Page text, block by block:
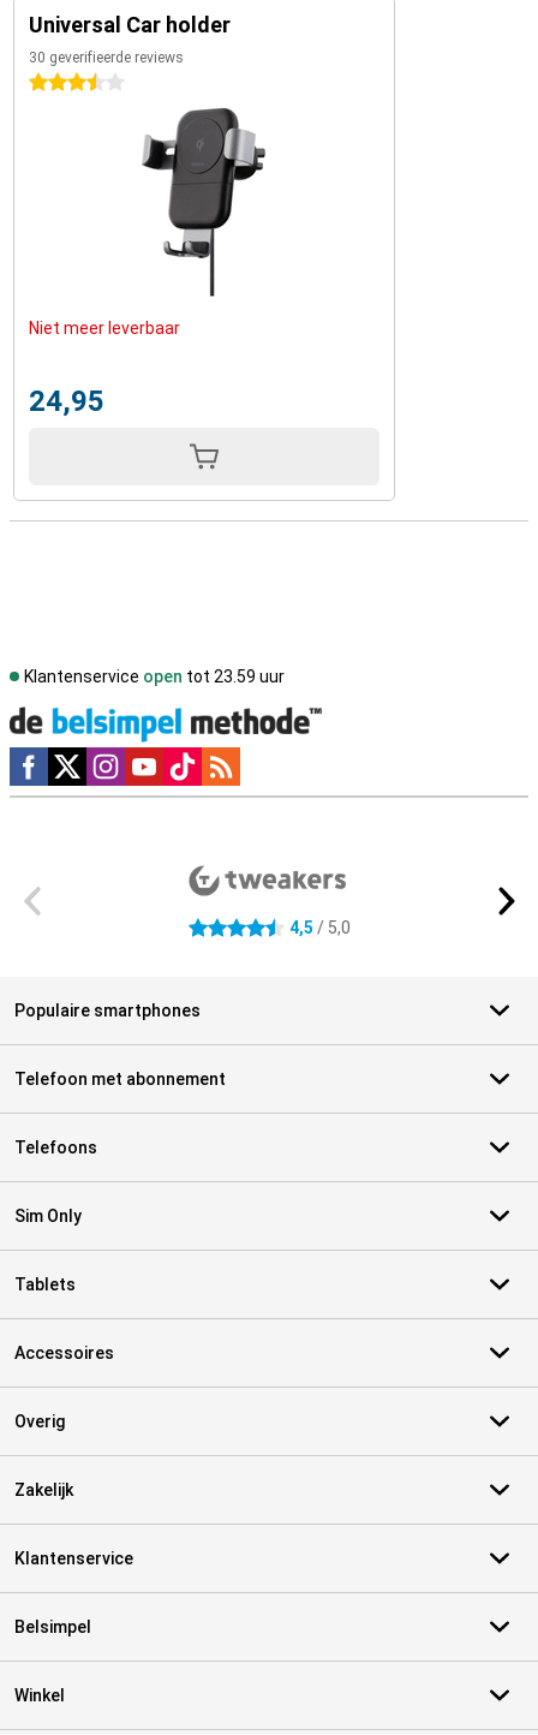
Universal Car holder
30 geverifieerde reviews
3.5 sterren
Niet meer leverbaar
24,95
Klantenservice open tot 23.59 uur
Social media
4.5 sterren 4,5 / 5,0
Populaire smartphones
Telefoon met abonnement
Telefoons
Sim Only
Tablets
Accessoires
Overig
Zakelijk
Klantenservice
Belsimpel
Winkel